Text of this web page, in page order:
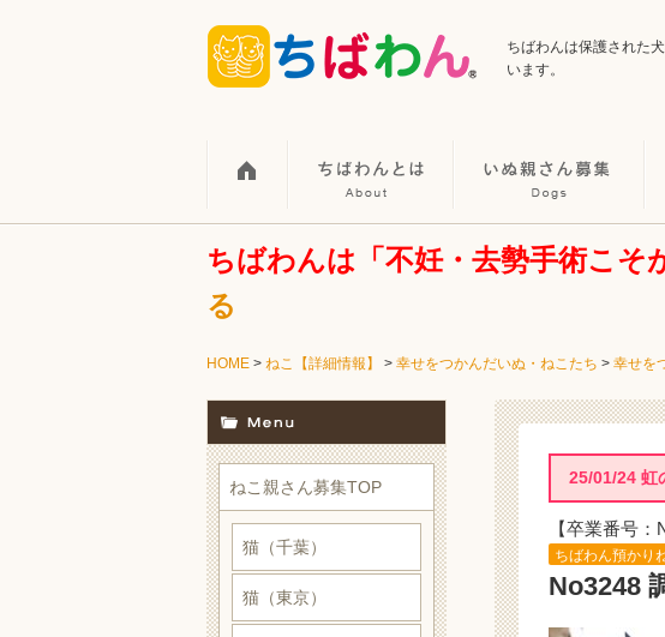
ちばわんは保護された
います。
ちばわんは「不妊・去勢手術こそ
る
HOME > ねこ【詳細情報】 > 幸せをつかんだいぬ・ねこたち > 幸せを
25/01/24 虹
【卒業番号：
ちばわん預かり
No3248
ねこ親さん募集TOP
猫（千葉）
猫（東京）